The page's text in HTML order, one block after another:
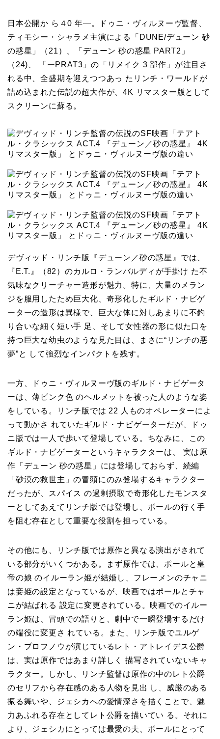
日本公開か ら４0 年―。ドゥニ・ヴィルヌーヴ監督、
ティモシー・シャラメ主演による「DUNE/デューン 砂
の惑星」（21）、「デューン 砂の惑星 PART2」
（24)、 「ーPRAT3」の「リメイク 3 部作」が注目さ
れる中、全盛期を迎えつつあっ たリンチ・ワールドが
詰め込まれた伝説の超大作が、4K リマスター版として
スクリーンに蘇る。
デヴィッド・リンチ版『デューン／砂の惑星』では、
『E.T.』（82）のカルロ・ランバルディが手掛け た不
気味なクリーチャー造形が魅力。特に、大量のメラン
ジを服用したため巨大化、奇形化したギルド・ナビゲ
ーターの造形は異様で、巨大な体に対しあまりに不釣
り合いな細く短い手 足、そして女性器の形に似た口を
持つ巨大な幼虫のような見た目は、まさに“リンチの悪
夢”と して強烈なインパクトを残す。
一方、ドゥニ・ヴィルヌーヴ版のギルド・ナビゲータ
ーは、薄ピンク色 のヘルメットを被った人のような姿
をしている。リンチ版では 22 人ものオペレーターによ
って動かさ れていたギルド・ナビゲーターだが、ドゥ
ニ版では一人で歩いて登場している。ちなみに、この
ギルド・ナビゲーターというキャラクターは、 実は原
作「デューン 砂の惑星」には登場しておらず、続編
「砂漠の救世主」の冒頭にのみ登場するキャラクター
だったが、スパイス の過剰摂取で奇形化したモンスタ
ーとしてあえてリンチ版では登場し、ポールの行く手
を阻む存在として重要な役割を担っている。
その他にも、リンチ版では原作と異なる演出がされて
いる部分がいくつかある。まず原作では、ポールと皇
帝の娘 のイルーラン姫が結婚し、フレーメンのチャニ
は妾姫の設定となっているが、映画ではポールとチャ
ニが結ばれる 設定に変更されている。映画でのイルー
ラン姫は、冒頭での語りと、劇中で一瞬登場するだけ
の端役に変更さ れている。また、リンチ版でユルゲ
ン・プロフノウが演じているレト・アトレイデス公爵
は、実は原作ではあまり詳しく 描写されていないキャ
ラクター。しかし、リンチ監督は原作の中のレト公爵
のセリフから存在感のある人物を見出 し、威厳のある
振る舞いや、ジェシカへの愛情深さを描くことで、魅
力あふれる存在としてレト公爵を描いてい る。それに
より、ジェシカにとっては最愛の夫、ポールにとって